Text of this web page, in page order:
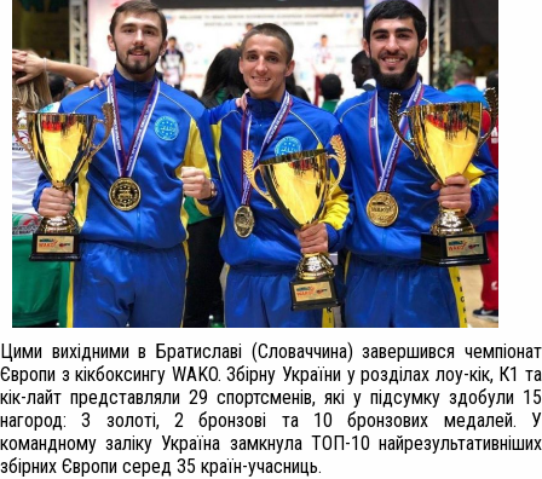
Цими вихідними в Братиславі (Словаччина) завершився чемпіонат
Європи з кікбоксингу WAKO. Збірну України у розділах лоу-кік, К1 та
кік-лайт представляли 29 спортсменів, які у підсумку здобули 15
нагород: 3 золоті, 2 бронзові та 10 бронзових медалей. У
командному заліку Україна замкнула ТОП-10 найрезультативніших
збірних Європи серед 35 країн-учасниць.